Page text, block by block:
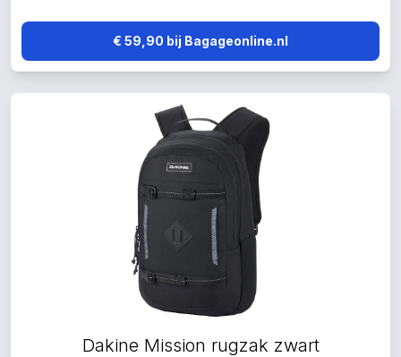
€ 59,90 bij Bagageonline.nl
Dakine Mission rugzak zwart